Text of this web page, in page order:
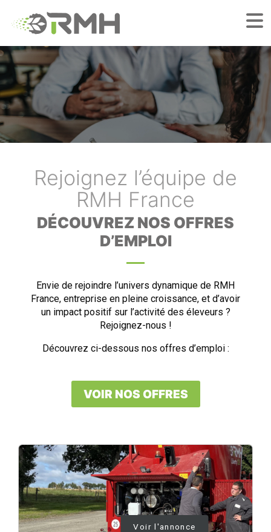
Rejoignez l’équipe de
RMH France
DÉCOUVREZ NOS OFFRES
D’EMPLOI
Envie de rejoindre l’univers dynamique de RMH
France, entreprise en pleine croissance, et d’avoir
un impact positif sur l’activité des éleveurs ?
Rejoignez-nous !
Découvrez ci-dessous nos offres d’emploi :
VOIR NOS OFFRES
Voir l'annonce